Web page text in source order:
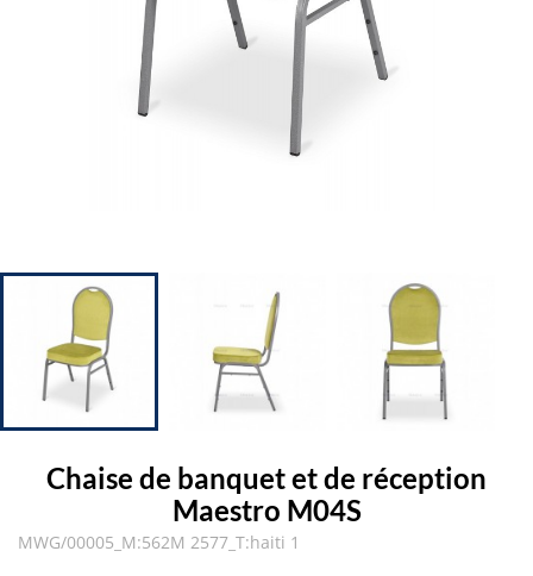
Chaise de banquet et de réception
Maestro M04S
MWG/00005_M:562M 2577_T:haiti 1